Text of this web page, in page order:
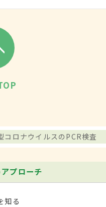
コロナウイルスのPCR検査
プローチ
知る